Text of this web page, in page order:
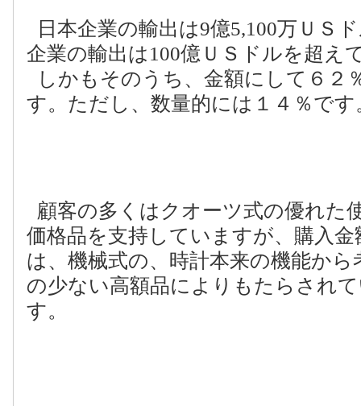
日本企業の輸出は9億5,100万ＵＳ
企業の輸出は100億ＵＳドルを超え
しかもそのうち、金額にして６２
す。ただし、数量的には１４％です
顧客の多くはクオーツ式の優れた
価格品を支持していますが、購入
は、機械式の、時計本来の機能か
の少ない高額品によりもたらされ
す。